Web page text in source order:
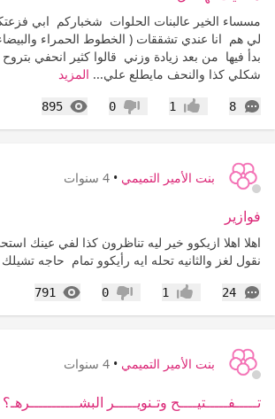
مسساء الخير عالبنات الحلوات شخباركم ابي
لي هم انا عندي تشققات ( الخطوط الحمراء
بدأ فيها من بعد زيادة وزني قالوا كثير انحفي
شكلي كذا والنحف مايطلع علي... المزيد
8
التعليقات إعجاب1 عدم إعجاب
0
895
المشاهدات
بنت الأمير التميمي • 4 سنوات
فوازير
اهلا اهلا ازيكوو خير ليه تناظرون كذا لفي عينك
نقول لغز والثانيه تحله ايه رأيكوو تمام حاجه
24
التعليقات إعجاب1 عدم إعجاب
0
791
المشاهدات
بنت الأمير التميمي • 4 سنوات
تـــــفـــــتيــــح وتـنويـــــر البشـــــــــــرهـ؟